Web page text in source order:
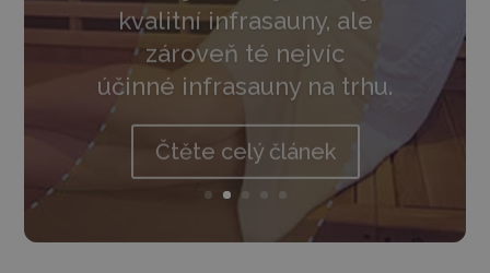
zároveň té nejvíc
účinné infrasauny na trhu.
Čtěte celý článek